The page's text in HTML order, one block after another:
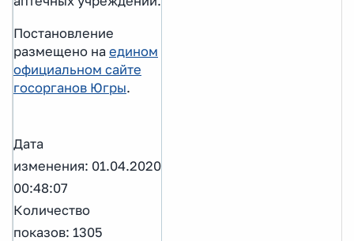
Постановление
размещено на едином
официальном сайте
госорганов Югры.
Дата
изменения: 01.04.2020
00:48:07
Количество
показов: 1305